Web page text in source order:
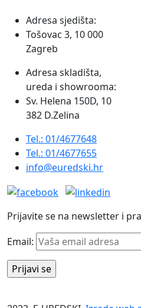
Adresa sjedišta:
Tošovac 3, 10 000
Zagreb
Adresa skladišta,
ureda i showrooma:
Sv. Helena 150D, 10
382 D.Zelina
Tel.: 01/4677648
Tel.: 01/4677655
info@euredski.hr
Prijavite se na newsletter i
Email: